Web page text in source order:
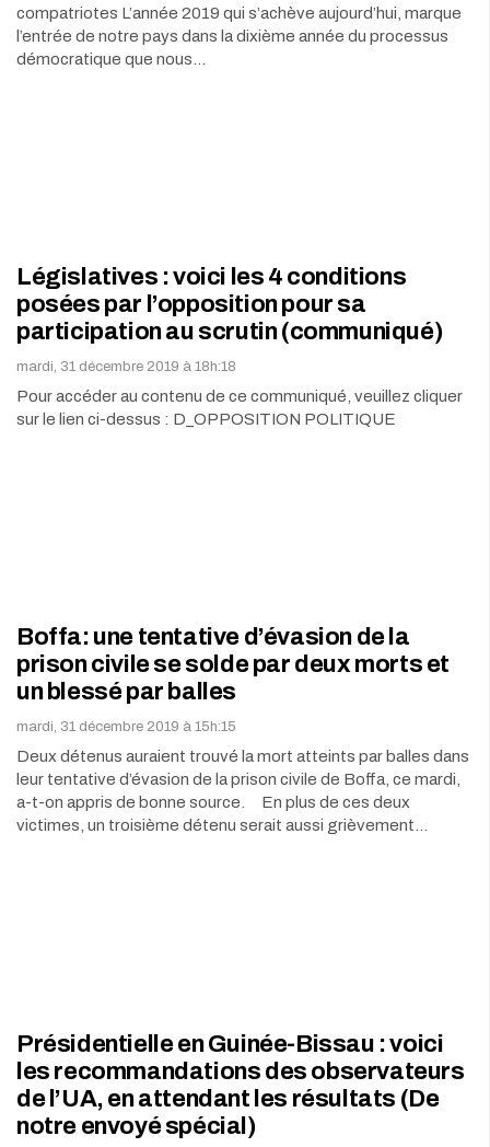
compatriotes L’année 2019 qui s’achève aujourd’hui, marque
l’entrée de notre pays dans la dixième année du processus
démocratique que nous…
Législatives : voici les 4 conditions
posées par l’opposition pour sa
participation au scrutin (communiqué)
mardi, 31 décembre 2019 à 18h:18
Pour accéder au contenu de ce communiqué, veuillez cliquer
sur le lien ci-dessus : D_OPPOSITION POLITIQUE
Boffa: une tentative d’évasion de la
prison civile se solde par deux morts et
un blessé par balles
mardi, 31 décembre 2019 à 15h:15
Deux détenus auraient trouvé la mort atteints par balles dans
leur tentative d’évasion de la prison civile de Boffa, ce mardi,
a-t-on appris de bonne source. En plus de ces deux
victimes, un troisième détenu serait aussi grièvement…
Présidentielle en Guinée-Bissau : voici
les recommandations des observateurs
de l’UA, en attendant les résultats (De
notre envoyé spécial)